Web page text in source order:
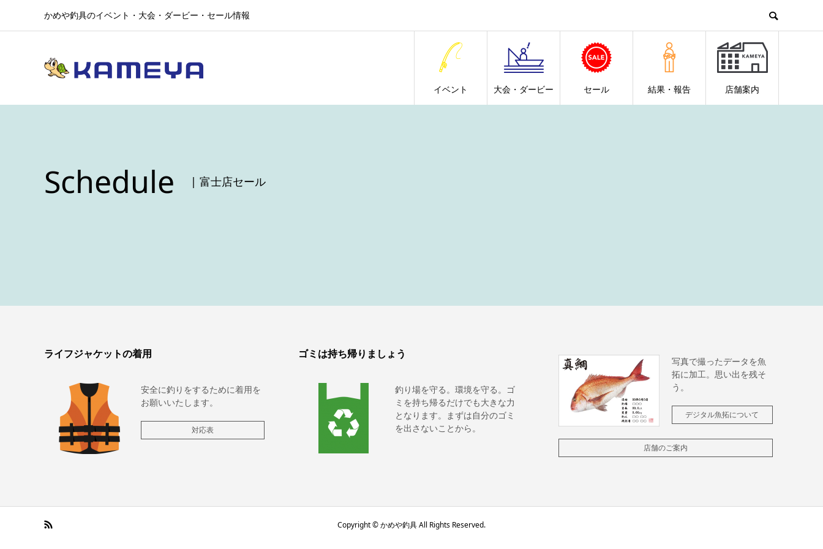
かめや釣具のイベント・大会・ダービー・セール情報
イベント 大会・ダービー セール 結果・報告 店舗案内
Schedule | 富士店セール
ライフジャケットの着用
安全に釣りをするために着用を
お願いいたします。
対応表
ゴミは持ち帰りましょう
釣り場を守る。環境を守る。ゴ
ミを持ち帰るだけでも大きな力
となります。まずは自分のゴミ
を出さないことから。
写真で撮ったデータを魚
拓に加工。思い出を残そ
う。
デジタル魚拓について
店舗のご案内
Copyright © かめや釣具 All Rights Reserved.